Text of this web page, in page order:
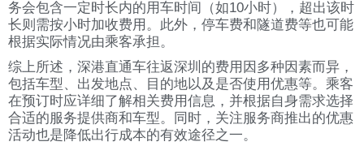
务会包含一定时长内的用车时间（如10小时），超出该时
长则需按小时加收费用。此外，停车费和隧道费等也可能
根据实际情况由乘客承担。
综上所述，深港直通车往返深圳的费用因多种因素而异，
包括车型、出发地点、目的地以及是否使用优惠等。乘客
在预订时应详细了解相关费用信息，并根据自身需求选择
合适的服务提供商和车型。同时，关注服务商推出的优惠
活动也是降低出行成本的有效途径之一。